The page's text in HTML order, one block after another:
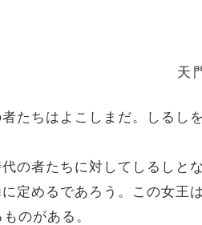
天
たちはよこしまだ。しるし
の者たちに対してしるしとな
定めるであろう。この女王
のがある。